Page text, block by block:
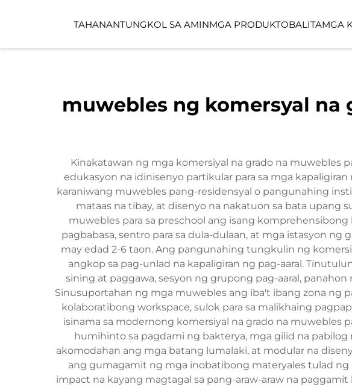
TAHANANTUNGKOL SA AMINMGA PRODUKTOBALITAMGA
muwebles ng komersyal na
Kinakatawan ng mga komersiyal na grado na muwebles
edukasyon na idinisenyo partikular para sa mga
karaniwang muwebles pang-residensyal o pangunahing
mataas na tibay, at disenyo na nakatuon sa bata upang
muwebles para sa preschool ang isang
pagbabasa, sentro para sa dula-dulaan, at mga istasyon
may edad 2-6 taon. Ang pangunahing tungkulin ng
angkop sa pag-unlad na kapaligiran ng pag-aaral.
sining at paggawa, sesyon ng grupong pag-aaral,
Sinusuportahan ng mga muwebles ang iba't ibang zona ng
kolaboratibong workspace, sulok para sa malikhaing
isinama sa modernong komersiyal na grado na muwebles
humihinto sa pagdami ng bakterya, mga gilid na
akomodahan ang mga batang lumalaki, at modular na
ang gumagamit ng mga inobatibong materyales tulad ng
impact na kayang magtagal sa pang-araw-araw na